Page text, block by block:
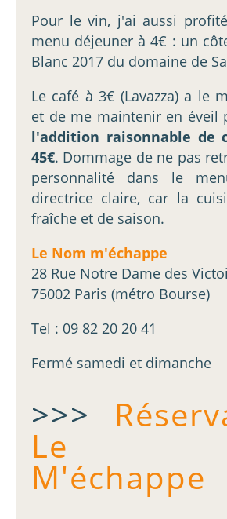
Pour le vin, j'ai aussi
menu déjeuner à 4€ : un
Blanc 2017 du domaine de
Le café à 3€ (Lavazza) a le
et de me maintenir en éveil
l'addition raisonnable de
45€. Dommage de ne pas
personnalité dans le
directrice claire, car la
fraîche et de saison.
Le Nom m'échappe
28 Rue Notre Dame des
75002 Paris (métro Bourse)
Tel : 09 82 20 20 41
Fermé samedi et dimanche
>>>
Le
M'échappe